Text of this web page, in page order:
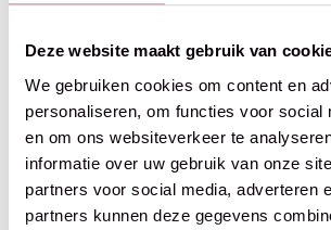
Deze website maakt gebruik van
We gebruiken cookies om content en
personaliseren, om functies voor social
en om ons websiteverkeer te
informatie over uw gebruik van onze
partners voor social media, adverteren
partners kunnen deze gegevens